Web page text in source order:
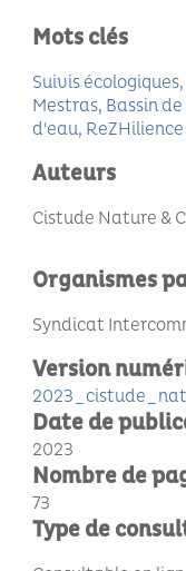
Mots clés
Suivis écologiques
Mestras Bassin
d'eau ReZHilience
Auteurs
Cistude Nature &
Organismes
Syndicat
Version
Date de
2023
Nombre de
73
Type de